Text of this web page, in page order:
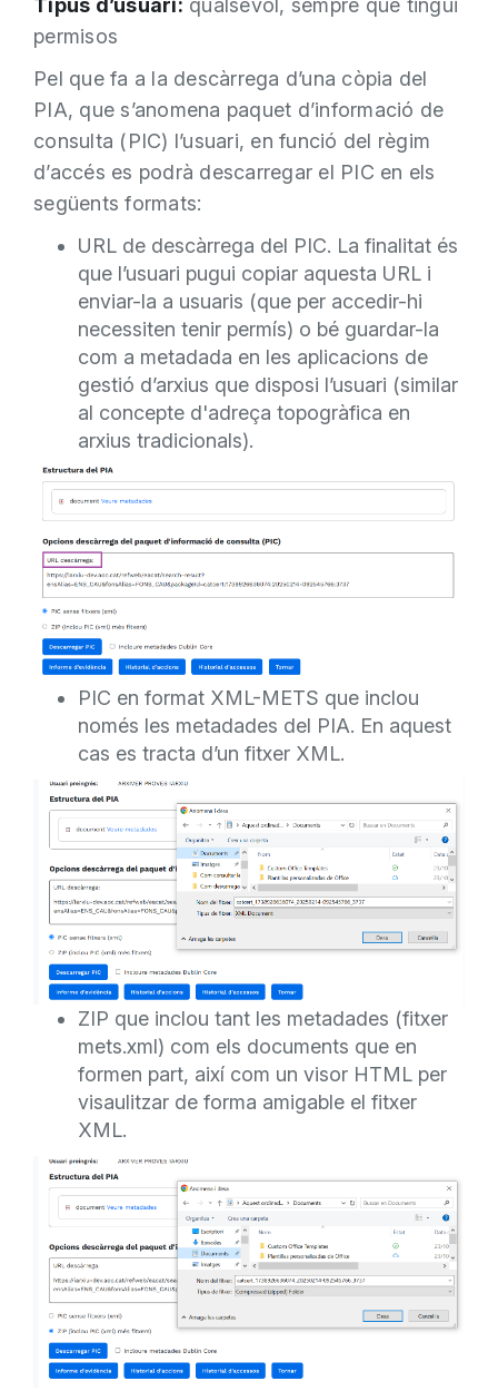
permisos
Pel que fa a la descàrrega d’una còpia del
PIA, que s’anomena paquet d’informació de
consulta (PIC) l’usuari, en funció del règim
d’accés es podrà descarregar el PIC en els
següents formats:
URL de descàrrega del PIC. La finalitat és
que l’usuari pugui copiar aquesta URL i
enviar-la a usuaris (que per accedir-hi
necessiten tenir permís) o bé guardar-la
com a metadada en les aplicacions de
gestió d’arxius que disposi l’usuari (similar
al concepte d'adreça topogràfica en
arxius tradicionals).
PIC en format XML-METS que inclou
només les metadades del PIA. En aquest
cas es tracta d’un fitxer XML.
ZIP que inclou tant les metadades (fitxer
mets.xml) com els documents que en
formen part, així com un visor HTML per
visaulitzar de forma amigable el fitxer
XML.